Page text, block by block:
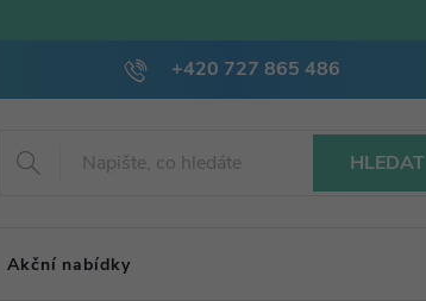
+420 727 865 486
HLEDAT
Akční nabídky